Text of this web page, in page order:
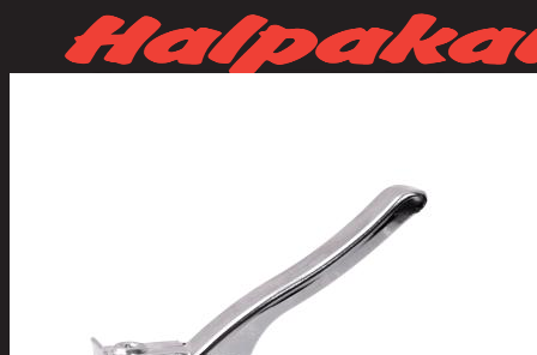
Poistotuotteet
Kausituotteet